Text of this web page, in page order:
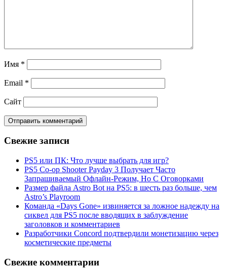
Имя *
Email *
Сайт
Свежие записи
PS5 или ПК: Что лучше выбрать для игр?
PS5 Co-op Shooter Payday 3 Получает Часто
Запрашиваемый Офлайн-Режим, Но С Оговорками
Размер файла Astro Bot на PS5: в шесть раз больше, чем
Astro’s Playroom
Команда «Days Gone» извиняется за ложное надежду на
сиквел для PS5 после вводящих в заблуждение
заголовков и комментариев
Разработчики Concord подтвердили монетизацию через
косметические предметы
Свежие комментарии